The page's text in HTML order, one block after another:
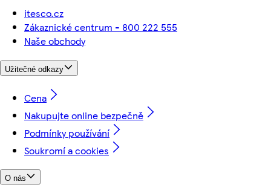
itesco.cz
Zákaznické centrum - 800 222 555
Naše obchody
Užitečné odkazy
Cena
Nakupujte online bezpečně
Podmínky používání
Soukromí a cookies
O nás